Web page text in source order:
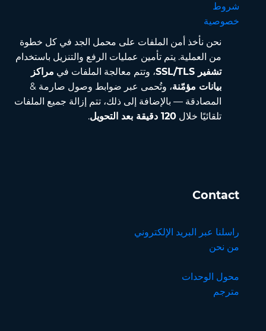
شروط
خصوصية
نحن نأخذ أمن الملفات على محمل الجد في كل خطوة
من العملية. يتم تأمين عمليات الرفع والتنزيل باستخدام
تشفير SSL/TLS
، وتتم معالجة الملفات في مراكز
بيانات مؤمّنة، وتُحمى عبر ضوابط وصول صارمة &
المصادقة — بالإضافة إلى ذلك، تتم إزالة جميع الملفات
تلقائيًا خلال 120 دقيقة بعد التحويل .
Contact
راسلنا عبر البريد الإلكتروني
من نحن
محول الوحدات
مترجم